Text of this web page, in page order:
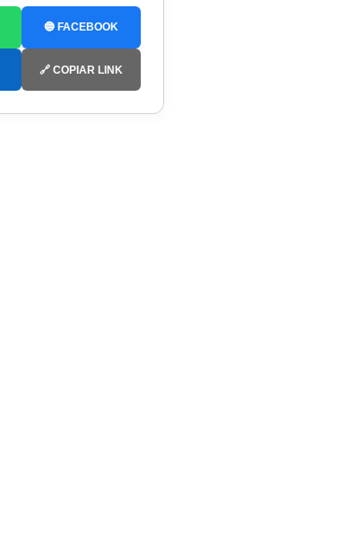
🔵 FACEBOOK
🔗 COPIAR LINK